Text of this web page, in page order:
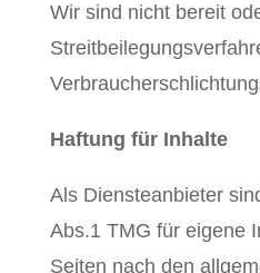
Wir sind nicht bereit
Haftung für Inhalte
Als Diensteanbieter
Abs.1 TMG für eigene
Seiten nach den